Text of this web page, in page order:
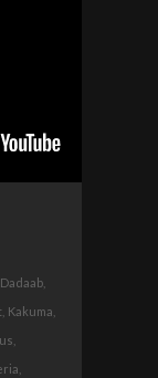
Dadaab,
Kakuma,